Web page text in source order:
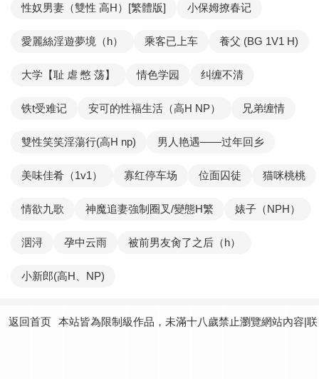
性奴男妻（雙性 高H）[繁體版] 小保姆撩春记
愛麗絲淫遊夢境（h） 乘客已上车 養父 (BG 1V1 H)
大学【耻 虐 憋 荡】 情色学园 纠缠不清
铁t受难记 安可的性福生活（高H NP） 兄弟缠情
雙性笑笑淫蕩行(高H np) 男人艳遇——过年回乡
美味佳肴（1v1） 寡红停车场 位面囚徒 猫咪桃桃
情欲九歌 神魔追妻強制圈叉/變態H繁 婊子（NPH）
洇浔 孕中云雨 被前男友肏了之后（h）
小新郎(高H、NP)
返回首页 本站皆為限制級作品，未滿十八歲禁止瀏覽網站內容|联